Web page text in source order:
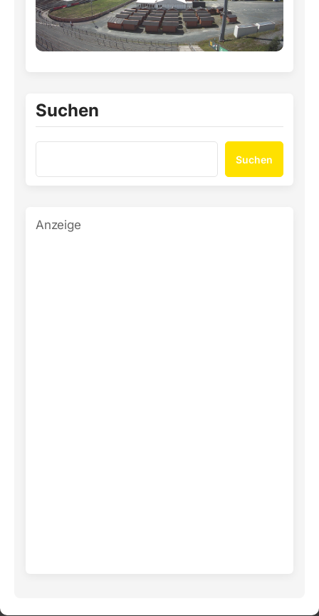
Suchen
Suchen
Anzeige